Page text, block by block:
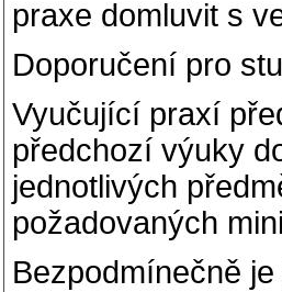
praxe domluvit s
Doporučení pro
Vyučující praxí
předchozí výuky
jednotlivých
požadovaných
Bezpodmínečně